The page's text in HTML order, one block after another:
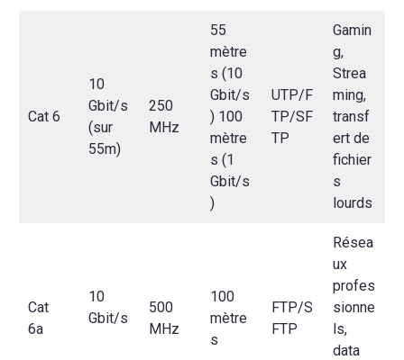
Cat 6
10
Gbit/s
(sur
55m)
250
MHz
55
mètre
s (10
Gbit/s
) 100
mètre
s (1
Gbit/s
)
UTP/F
TP/SF
TP
Gamin
g,
Strea
ming,
transf
ert de
fichier
s
lourds
Cat
6a
10
Gbit/s
500
MHz
100
mètre
s
FTP/S
FTP
Résea
ux
profes
sionne
ls,
data